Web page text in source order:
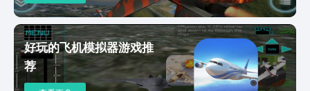
好玩的飞机模拟器游戏推
荐